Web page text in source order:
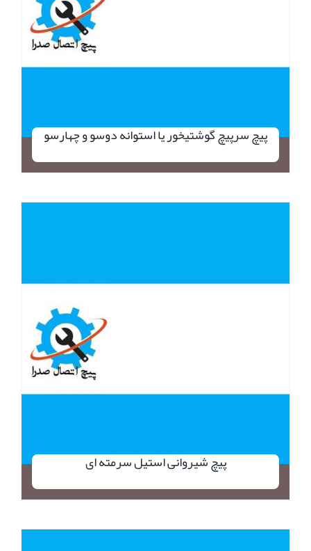
پیچ سرپیچ گوشتیخور یا استوانه دوسو و چهارسو
پیچ شیروانی استیل سرمته ای